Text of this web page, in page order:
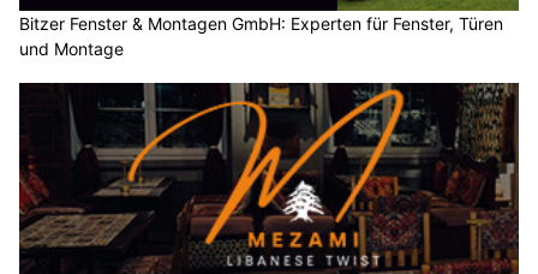
Bitzer Fenster & Montagen GmbH: Experten für Fenster, Türen
und Montage